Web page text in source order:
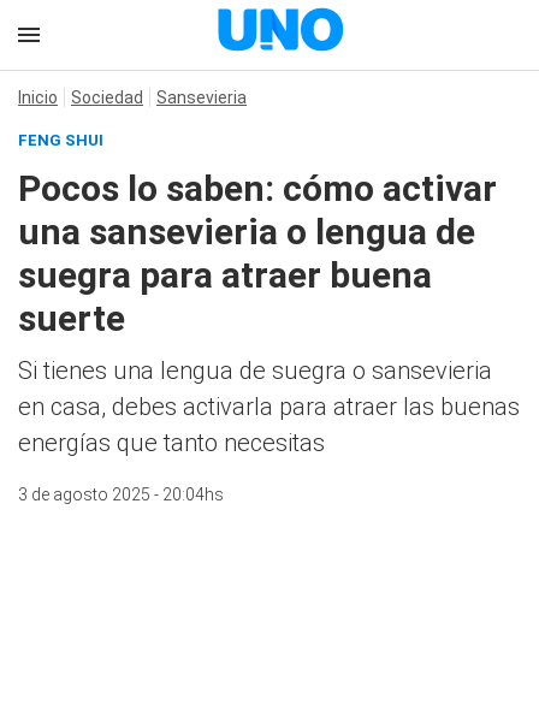
Inicio Sociedad Sansevieria
FENG SHUI
Pocos lo saben: cómo activar
una sansevieria o lengua de
suegra para atraer buena
suerte
Si tienes una lengua de suegra o sansevieria
en casa, debes activarla para atraer las buenas
energías que tanto necesitas
3 de agosto 2025 - 20:04hs